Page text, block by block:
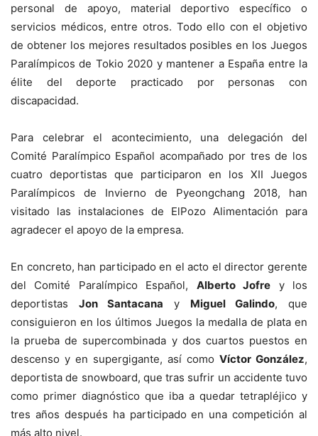
personal de apoyo, material deportivo específico o
servicios médicos, entre otros. Todo ello con el objetivo
de obtener los mejores resultados posibles en los Juegos
Paralímpicos de Tokio 2020 y mantener a España entre la
élite del deporte practicado por personas con
discapacidad.
Para celebrar el acontecimiento, una delegación del
Comité Paralímpico Español acompañado por tres de los
cuatro deportistas que participaron en los XII Juegos
Paralímpicos de Invierno de Pyeongchang 2018, han
visitado las instalaciones de ElPozo Alimentación para
agradecer el apoyo de la empresa.
En concreto, han participado en el acto el director gerente
del Comité Paralímpico Español, Alberto Jofre y los
deportistas Jon Santacana y Miguel Galindo, que
consiguieron en los últimos Juegos la medalla de plata en
la prueba de supercombinada y dos cuartos puestos en
descenso y en supergigante, así como Víctor González,
deportista de snowboard, que tras sufrir un accidente tuvo
como primer diagnóstico que iba a quedar tetrapléjico y
tres años después ha participado en una competición al
más alto nivel.